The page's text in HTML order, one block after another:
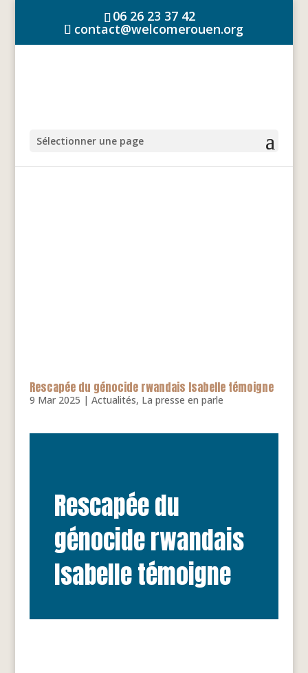
06 26 23 37 42
contact@welcomerouen.org
Sélectionner une page
Rescapée du génocide rwandais Isabelle témoigne
9 Mar 2025 | Actualités, La presse en parle
Rescapée du
génocide rwandais
Isabelle témoigne